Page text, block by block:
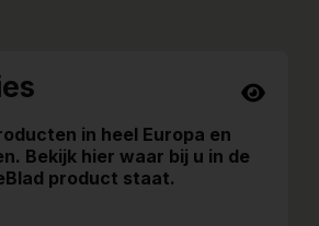
in heel Europa en
Bekijk hier waar bij u in de
product staat.